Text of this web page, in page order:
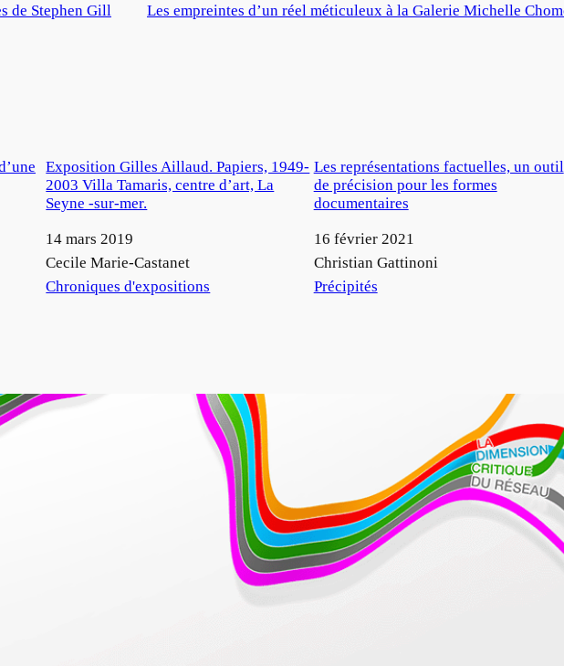
de Stephen Gill Les empreintes d’un réel méticuleux à la Galerie Michelle
Exposition Gilles Aillaud. Papiers, 1949-
2003 Villa Tamaris, centre d’art, La
Seyne -sur-mer.
Date
14 mars 2019
Auteur
Cecile Marie-Castanet
Par rapport à
Chroniques d'expositions
Les représentations factuelles, un outil
de précision pour les formes
documentaires
Date
16 février 2021
Auteur
Christian Gattinoni
Par rapport à
Précipités